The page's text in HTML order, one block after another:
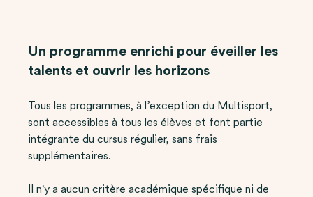
Un programme enrichi pour éveiller les
talents et ouvrir les horizons
Tous les programmes, à l’exception du Multisport,
sont accessibles à tous les élèves et font partie
intégrante du cursus régulier, sans frais
supplémentaires.
Il n'y a aucun critère académique spécifique ni de